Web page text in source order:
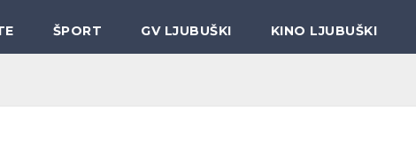
ŠPORT GV LJUBUŠKI KINO LJUBUŠKI